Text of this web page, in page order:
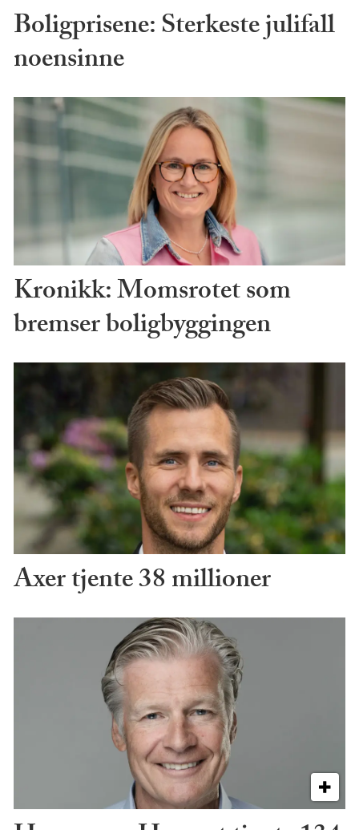
Boligprisene: Sterkeste julifall
noensinne
Kronikk: Momsrotet som
bremser boligbyggingen
Axer tjente 38 millioner